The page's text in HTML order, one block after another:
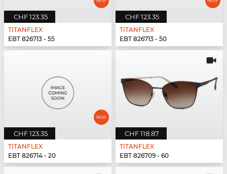
CHF 123.35
TITANFLEX
EBT 826713 - 55
CHF 123.35
TITANFLEX
EBT 826713 - 50
CHF 123.35
TITANFLEX
EBT 826714 - 20
CHF 118.87
TITANFLEX
EBT 826709 - 60